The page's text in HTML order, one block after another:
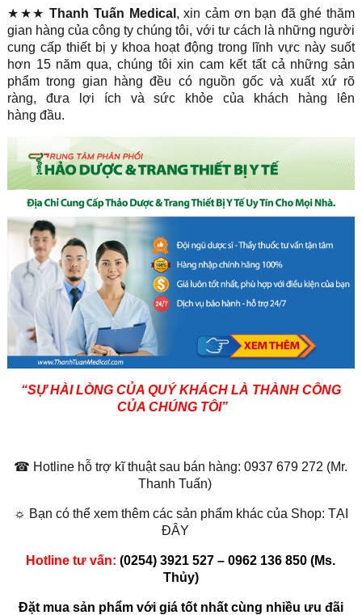
★★★Thanh Tuấn Medical , xin cảm ơn bạn đã ghé thăm
gian hàng của công ty chúng tôi, với tư cách là những người
cung cấp thiết bị y khoa hoạt động trong lĩnh vực này suốt
hơn 15 năm qua, chúng tôi xin cam kết tất cả những sản
phẩm trong gian hàng đều có nguồn gốc và xuất xứ rõ
ràng, đưa lợi ích và sức khỏe của khách hàng lên
hàng đầu.
“SỰ HÀI LÒNG CỦA QUÝ KHÁCH LÀ THÀNH CÔNG
CỦA CHÚNG TÔI”
☎ Hotline hỗ trợ kĩ thuật sau bán hàng: 0937 679 272 (Mr.
Thanh Tuấn)
☼ Bạn có thể xem thêm các sản phẩm khác của Shop: TẠI
ĐÂY
Hotline tư vấn: (0254) 3921 527 – 0962 136 850 (Ms.
Thủy)
Đặt mua sản phẩm với giá tốt nhất cùng nhiều ưu đãi